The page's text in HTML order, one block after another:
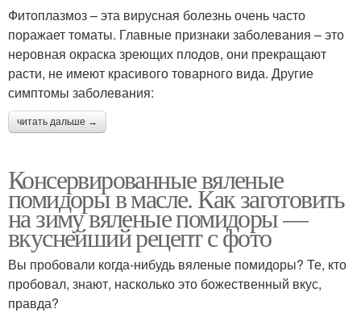
Фитоплазмоз – эта вирусная болезнь очень часто
поражает томаты. Главные признаки заболевания – это
неровная окраска зреющих плодов, они прекращают
расти, не имеют красивого товарного вида. Другие
симптомы заболевания:
читать дальше →
Консервированные вяленые
помидоры в масле. Как заготовить
на зиму вяленые помидоры —
вкуснейший рецепт с фото
Вы пробовали когда-нибудь вяленые помидоры? Те, кто
пробовал, знают, насколько это божественный вкус,
правда?